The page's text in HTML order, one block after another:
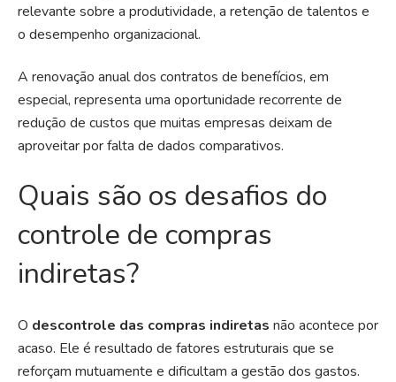
relevante sobre a produtividade, a retenção de talentos e
o desempenho organizacional.
A renovação anual dos contratos de benefícios, em
especial, representa uma oportunidade recorrente de
redução de custos que muitas empresas deixam de
aproveitar por falta de dados comparativos.
Quais são os desafios do
controle de compras
indiretas?
O descontrole das compras indiretas não acontece por
acaso. Ele é resultado de fatores estruturais que se
reforçam mutuamente e dificultam a gestão dos gastos.